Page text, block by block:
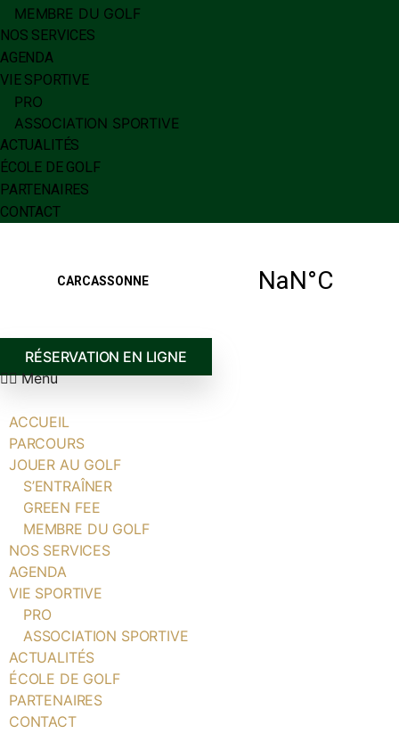
MEMBRE DU GOLF
NOS SERVICES
AGENDA
VIE SPORTIVE
PRO
ASSOCIATION SPORTIVE
ACTUALITÉS
ÉCOLE DE GOLF
PARTENAIRES
CONTACT
RÉSERVATION EN LIGNE
Menu
ACCUEIL
PARCOURS
JOUER AU GOLF
S’ENTRAÎNER
GREEN FEE
MEMBRE DU GOLF
NOS SERVICES
AGENDA
VIE SPORTIVE
PRO
ASSOCIATION SPORTIVE
ACTUALITÉS
ÉCOLE DE GOLF
PARTENAIRES
CONTACT